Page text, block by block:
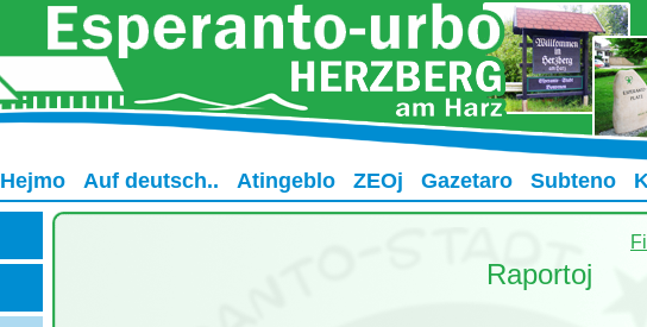
Hejmo Auf deutsch.. Atingeblo ZEOj Gazetaro Subteno
Raportoj